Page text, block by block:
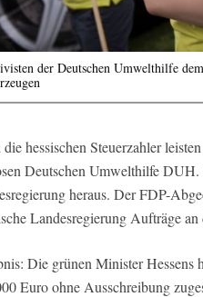
der Deutschen Umwelthilfe
hessischen Steuerzahler
Deutschen Umwelthilfe
heraus. Der FDP-
Landesregierung Aufträge
Die grünen Minister
Euro ohne Ausschreibung